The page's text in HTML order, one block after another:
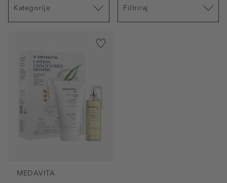
Kategorije Filtriraj
MEDAVITA